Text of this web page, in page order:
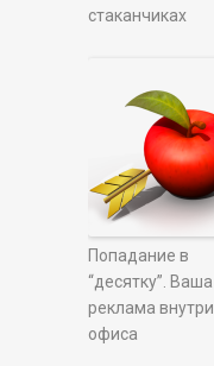
стаканчиках
Попадание в
“десятку”. Ваша
реклама внутри
офиса